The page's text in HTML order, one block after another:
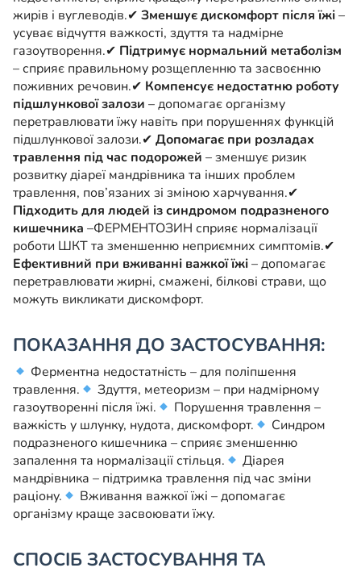
жирів і вуглеводів.✔ Зменшує дискомфорт після їжі–
усуває відчуття важкості, здуття та надмірне
газоутворення.✔ Підтримує нормальний метаболізм
– сприяє правильному розщепленню та засвоєнню
поживних речовин.✔ Компенсує недостатню роботу
підшлункової залози – допомагає організму
перетравлювати їжу навіть при порушеннях функцій
підшлункової залози.✔ Допомагає при розладах
травлення під час подорожей – зменшує ризик
розвитку діареї мандрівника та інших проблем
травлення, пов’язаних зі зміною харчування.✔
Підходить для людей із синдромом подразненого
кишечника –ФЕРМЕНТОЗИН сприяє нормалізації
роботи ШКТ та зменшенню неприємних симптомів.✔
Ефективний при вживанні важкої їжі– допомагає
перетравлювати жирні, смажені, білкові страви, що
можуть викликати дискомфорт.
ПОКАЗАННЯ ДО ЗАСТОСУВАННЯ:
Ферментна недостатність – для поліпшення
травлення.
Здуття, метеоризм – при надмірному
газоутворенні після їжі.
Порушення травлення –
важкість у шлунку, нудота, дискомфорт.
Синдром
подразненого кишечника – сприяє зменшенню
запалення та нормалізації стільця.
Діарея
мандрівника – підтримка травлення під час зміни
раціону.
Вживання важкої їжі – допомагає
організму краще засвоювати їжу.
СПОСІБ ЗАСТОСУВАННЯ ТА